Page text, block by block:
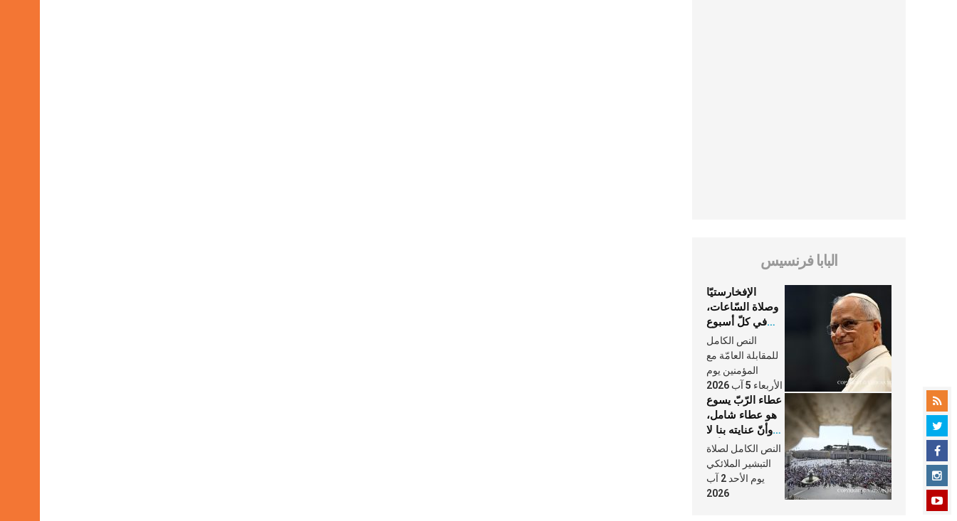
البابا فرنسيس
الإفخارستيّا
وصلاة السّاعات،
في كلّ أسبوع
وكلّ يوم، هما
النَّفَس في حياة
الكنيسة
النص الكامل
للمقابلة العامّة مع
المؤمنين يوم
الأربعاء 5 آب 2026
عطاء الرّبّ يسوع
هو عطاء شامل،
وأنّ عنايته بنا لا
تغيب عنّا أبدًا
النص الكامل لصلاة
التبشير الملائكي
يوم الأحد 2 آب
2026